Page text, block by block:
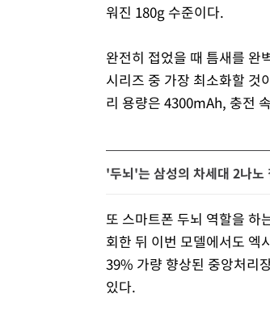
워진 180g 수준이다.
완전히 접었을 때 틈새를 완
시리즈 중 가장 최소화할 것
리 용량은 4300mAh, 충전
'두뇌'는 삼성의 차세대 2나노
또 스마트폰 두뇌 역할을 하
회한 뒤 이번 모델에서도 엑
39% 가량 향상된 중앙처리
있다.